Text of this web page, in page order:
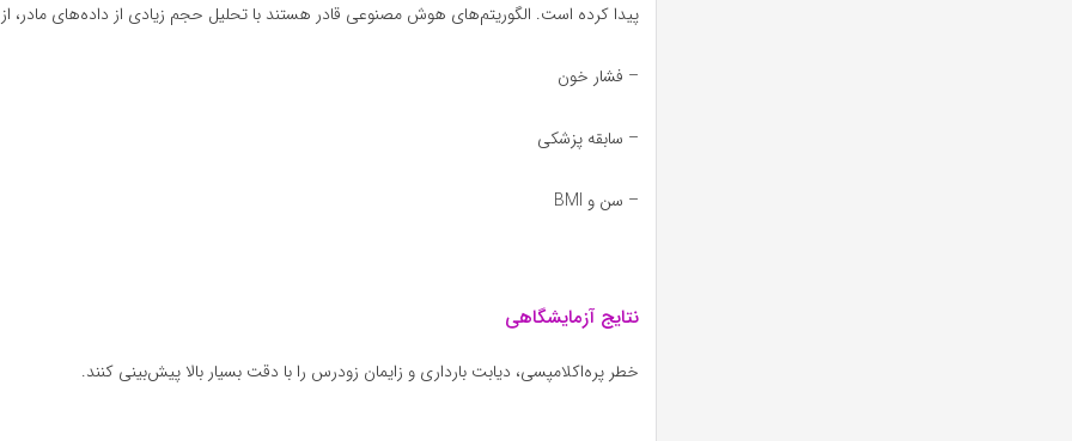
پیدا کرده است. الگوریتم‌های هوش مصنوعی قادر هستند با تحلیل حجم زیادی از داده‌های مادر،
– فشار خون
– سابقه پزشکی
– سن و BMI
نتایج آزمایشگاهی
خطر پره‌اکلامپسی، دیابت بارداری و زایمان زودرس را با دقت بسیار بالا پیش‌بینی کنند.